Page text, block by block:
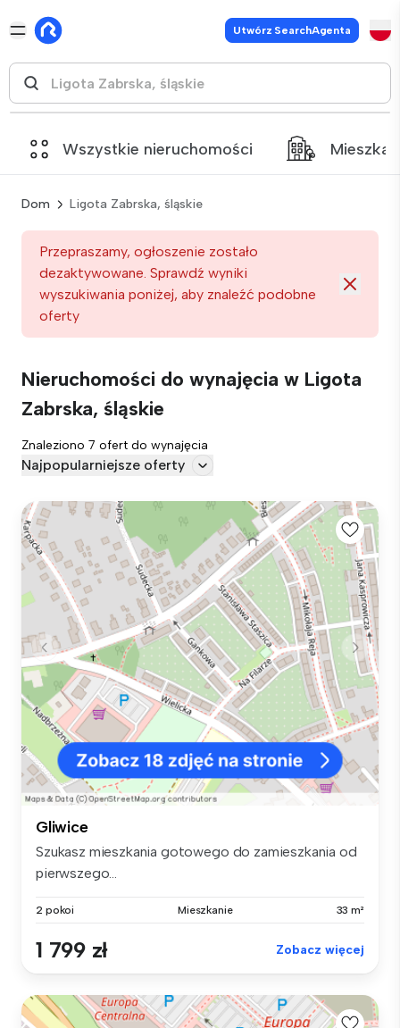
Utwórz SearchAgenta
Wszystkie nieruchomości
Dom Ligota Zabrska, śląskie
Przepraszamy, ogłoszenie zostało
dezaktywowane. Sprawdź wyniki
wyszukiwania poniżej, aby znaleźć podobne
oferty
Nieruchomości do wynajęcia w Ligota
Zabrska, śląskie
Znaleziono 7 ofert do wynajęcia
Najpopularniejsze oferty
Gliwice
Szukasz mieszkania gotowego do zamieszkania od
pierwszego...
2 pokoi Mieszkanie 33 m²
1 799 zł Zobacz więcej